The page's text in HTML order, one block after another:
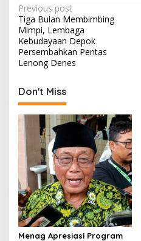
P
o
s
t
a
v
g
a
t
i
o
n
Previous post
Tiga Bulan Membimbing
Mimpi, Lembaga
Kebudayaan Depok
Persembahkan Pentas
Lenong Denes
Don't Miss
Menag Apresiasi Program